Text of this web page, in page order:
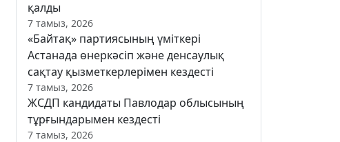
қалды
7 тамыз, 2026
«Байтақ» партиясының үміткері
Астанада өнеркәсіп және денсаулық
сақтау қызметкерлерімен кездесті
7 тамыз, 2026
ЖСДП кандидаты Павлодар облысының
тұрғындарымен кездесті
7 тамыз, 2026